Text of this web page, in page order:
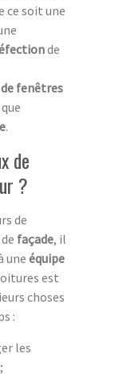
ce soit une
de
fenêtres
.
de
?
de
façade, il
une équipe
est
choses
:
les
;